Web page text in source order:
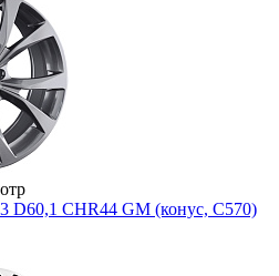
D60,1 CHR44 GM (конус, C570)